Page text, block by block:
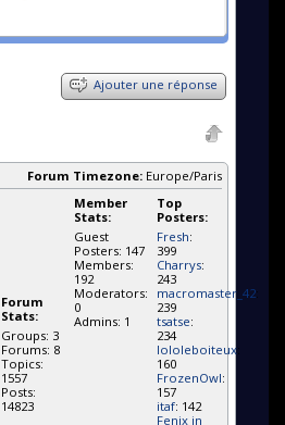
Ajouter une réponse
Forum Timezone: Europe/Paris
Top
Posters:
Fresh:
399
Charrys:
243
macromaster_42:
239
tsatse:
234
lololeboiteux:
160
FrozenOwl:
157
itaf: 142
Fenix in
Member
Stats:
Guest
Posters: 147
Members:
192
Moderators:
0
Admins: 1
Forum
Stats:
Groups: 3
Forums: 8
Topics:
1557
Posts:
14823